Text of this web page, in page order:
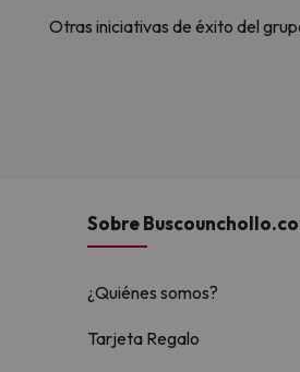
Otras iniciativas de éxito del
Sobre
¿Quiénes somos?
Tarjeta Regalo